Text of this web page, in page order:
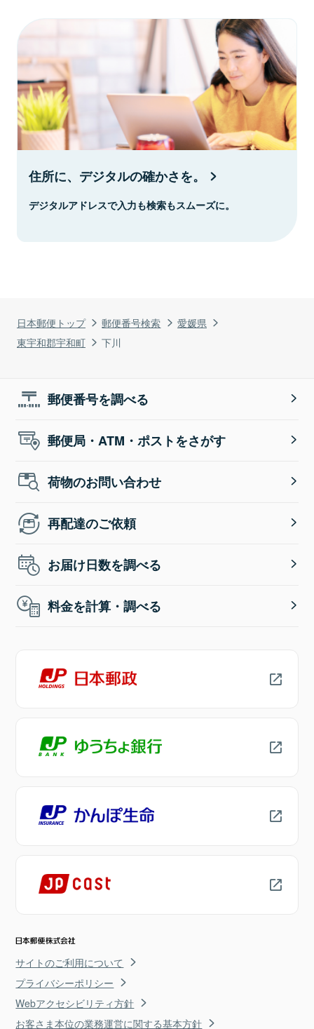
日本郵便トップ 郵便番号検索
愛媛県
東宇和郡宇和町
下川
住所に、デジタルの確かさを。
デジタルアドレスで入力も検索もスムーズに。
郵便番号を調べる
郵便局・ATM・ポストをさがす
荷物のお問い合わせ
再配達のご依頼
お届け日数を調べる
料金を計算・調べる
サイトのご利用について
プライバシーポリシー
Webアクセシビリティ方針
お客さま本位の業務運営に関する基本方針